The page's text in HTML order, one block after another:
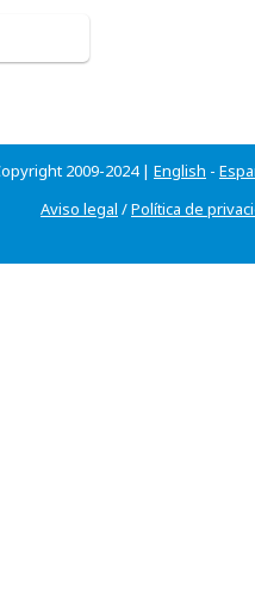
2009-2024 | English -
Aviso legal /Política de